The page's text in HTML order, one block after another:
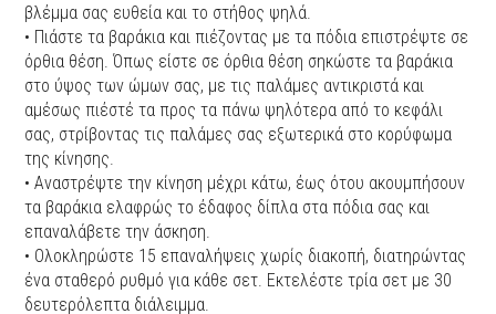
βλέμμα σας ευθεία και το στήθος ψηλά.
• Πιάστε τα βαράκια και πιέζοντας με τα πόδια επιστρέψτε σε
όρθια θέση. Όπως είστε σε όρθια θέση σηκώστε τα βαράκια
στο ύψος των ώμων σας, με τις παλάμες αντικριστά και
αμέσως πιέστέ τα προς τα πάνω ψηλότερα από το κεφάλι
σας, στρίβοντας τις παλάμες σας εξωτερικά στο κορύφωμα
της κίνησης.
• Αναστρέψτε την κίνηση μέχρι κάτω, έως ότου ακουμπήσουν
τα βαράκια ελαφρώς το έδαφος δίπλα στα πόδια σας και
επαναλάβετε την άσκηση.
• Ολοκληρώστε 15 επαναλήψεις χωρίς διακοπή, διατηρώντας
ένα σταθερό ρυθμό για κάθε σετ. Εκτελέστε τρία σετ με 30
δευτερόλεπτα διάλειμμα.